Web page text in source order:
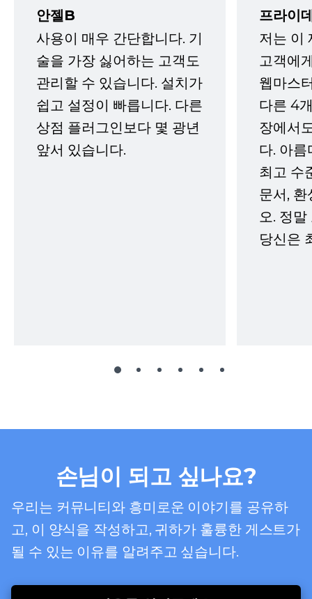
안젤B
사용이 매우 간단합니다. 기
술을 가장 싫어하는 고객도
관리할 수 있습니다. 설치가
쉽고 설정이 빠릅니다. 다른
상점 플러그인보다 몇 광년
앞서 있습니다.
프라이
저는 이
고객에
웹마스
다른 4
장에서
다. 아름
최고 수
문서,
오. 정
당신은
손님이 되고 싶나요?
우리는 커뮤니티와 흥미로운 이야기를 공유하
고, 이 양식을 작성하고, 귀하가 훌륭한 게스트가
될 수 있는 이유를 알려주고 싶습니다.